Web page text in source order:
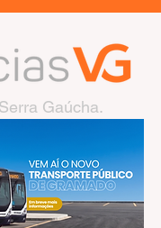
Gaúcha.